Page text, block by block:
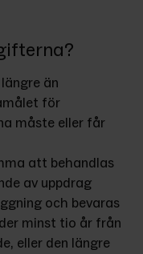
än
för
måste eller får
att behandlas
av uppdrag
och bevaras
minst tio år från
eller den längre